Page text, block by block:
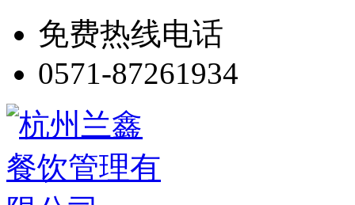
免费热线电话
0571-87261934